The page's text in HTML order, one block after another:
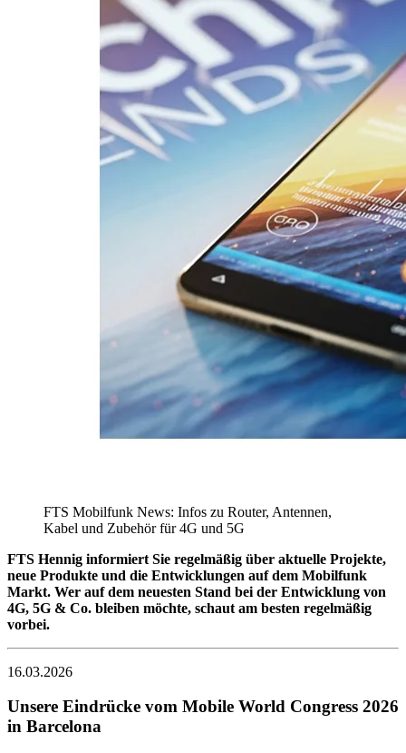
FTS Mobilfunk News: Infos zu Router, Antennen,
Kabel und Zubehör für 4G und 5G
FTS Hennig informiert Sie regelmäßig über aktuelle Projekte,
neue Produkte und die Entwicklungen auf dem Mobilfunk
Markt. Wer auf dem neuesten Stand bei der Entwicklung von
4G, 5G & Co. bleiben möchte, schaut am besten regelmäßig
vorbei.
16.03.2026
Unsere Eindrücke vom Mobile World Congress 2026
in Barcelona